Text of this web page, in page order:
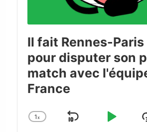
Il fait Rennes-Paris
pour disputer son
match avec
France
Change
1x
Skip
Play